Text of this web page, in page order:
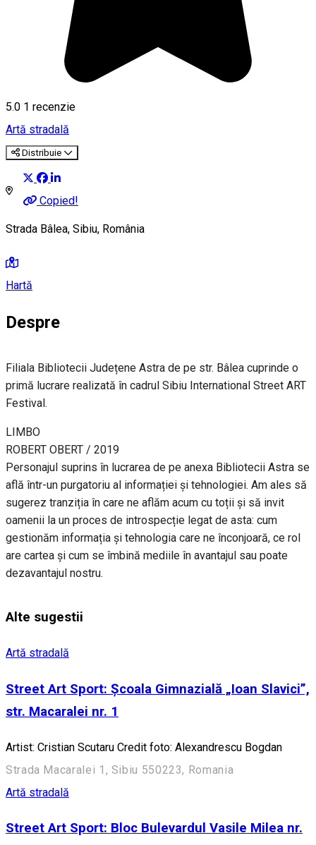
5.0 1 recenzie
Artă stradală
Distribuie
Copied!
Strada Bâlea, Sibiu, România
Hartă
Despre
Filiala Bibliotecii Județene Astra de pe str. Bâlea cuprinde o
primă lucrare realizată în cadrul Sibiu International Street ART
Festival.
LIMBO
ROBERT OBERT / 2019
Personajul suprins în lucrarea de pe anexa Bibliotecii Astra se
află într-un purgatoriu al informației și tehnologiei. Am ales să
sugerez tranziția în care ne aflăm acum cu toții și să invit
oamenii la un proces de introspecție legat de asta: cum
gestionăm informația și tehnologia care ne înconjoară, ce rol
are cartea și cum se îmbină mediile în avantajul sau poate
dezavantajul nostru.
Alte sugestii
Artă stradală
Street Art Sport: Școala Gimnazială „Ioan Slavici”,
str. Macaralei nr. 1
Artist: Cristian Scutaru Credit foto: Alexandrescu Bogdan
Strada Macaralei 1, Sibiu 550223, Romania
Artă stradală
Street Art Sport: Bloc Bulevardul Vasile Milea nr.